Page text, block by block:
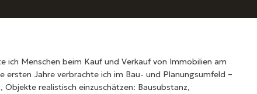
ich Menschen beim Kauf und Verkauf von Immobilien am
ersten Jahre verbrachte ich im Bau- und Planungsumfeld –
realistisch einzuschätzen: Bausubstanz,